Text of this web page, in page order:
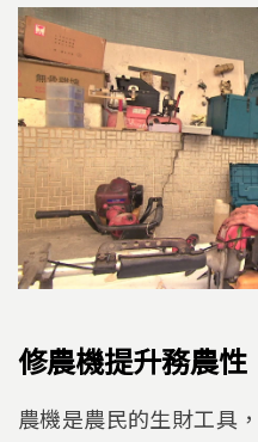
修農機提升務農性
農機是農民的生財工具